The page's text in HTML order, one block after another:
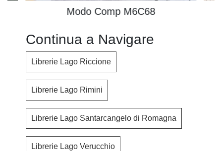
Modo Comp M6C68
Continua a Navigare
Librerie Lago Riccione
Librerie Lago Rimini
Librerie Lago Santarcangelo di Romagna
Librerie Lago Verucchio